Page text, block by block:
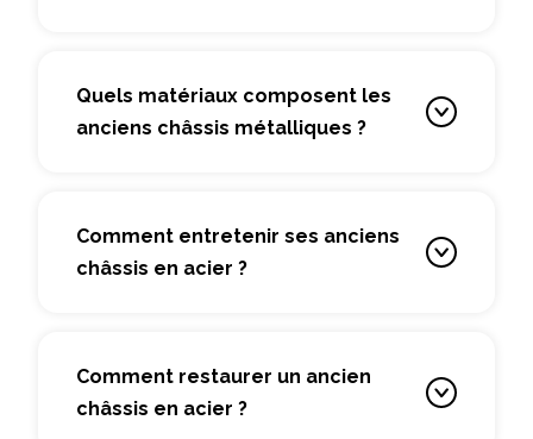
Quels matériaux composent les
anciens châssis métalliques ?
Comment entretenir ses anciens
châssis en acier ?
Comment restaurer un ancien
châssis en acier ?